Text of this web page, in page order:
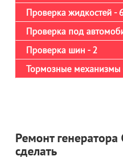
Проверка жидкостей -
Проверка под
Проверка шин - 2
Тормозные механизмы
Ремонт генератора
сделать